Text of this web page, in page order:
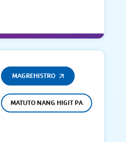
MAGREHISTRO
MATUTO NANG HIGIT PA